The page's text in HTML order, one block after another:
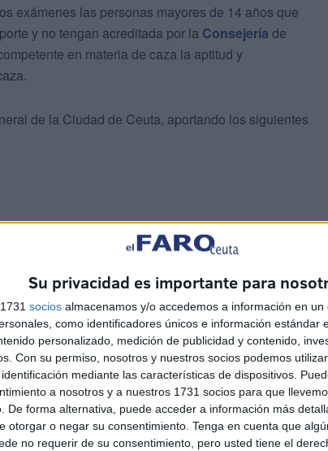
Su privacidad es importante para
socios almacenamos y/o accedemos a información en
como identificadores únicos e información estándar
personalizado, medición de publicidad y contenido,
Con su permiso, nosotros y nuestros socios podemos
mediante las características de dispositivos.
a nosotros y a nuestros 1731 socios para que
De forma alternativa, puede acceder a información más
otorgar o negar su consentimiento. Tenga en cuenta que
no requerir de su consentimiento, pero usted tiene el
exámenes las personas mayores de 14 años que
y no tengan acreditada por la Consejería de
en materia de caza la aptitud y
de la Ciudad de Ceuta, aportando los siguientes
pruebas, debidamente cumplimentada, que se
en el siguiente enlace:
en el BOCCE de hoy viernes. En la
de examen de aptitud para el ejercicio de la caza